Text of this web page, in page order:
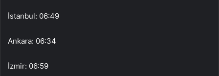
İstanbul: 06:49
Ankara: 06:34
İzmir: 06:59